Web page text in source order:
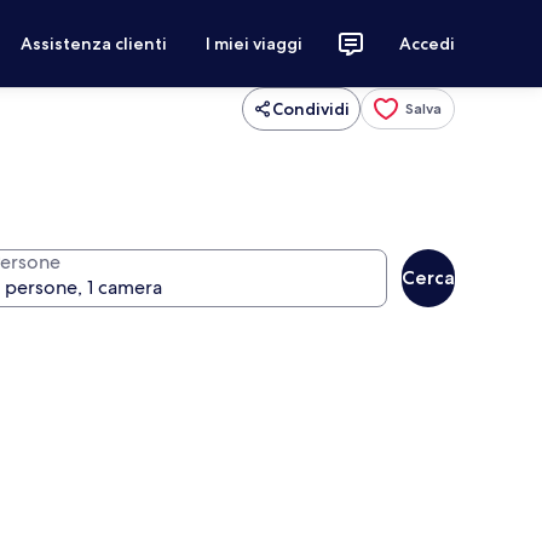
Assistenza clienti I miei viaggi Accedi
Condividi Salva
Cerca